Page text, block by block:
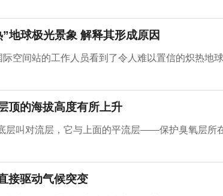
地球极光景象 解释其形成原因
空间站的工作人员看到了令人难以置信的炽热地
顶的海拔高度有所上升
层叫对流层，它与上面的平流层——保护臭氧层
接驱动气候突变